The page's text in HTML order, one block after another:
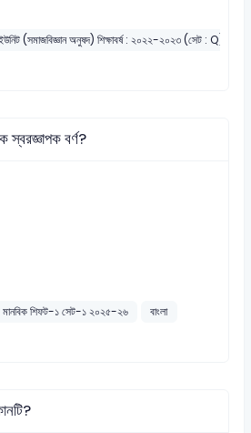
(সমাজবিজ্ঞান অনুষদ) শিক্ষাবর্ষ : ২০২২-২০২৩ (সেট : Q)
স্বরজ্ঞাপক বর্ণ?
মানবিক শিফট-১ সেট-১ ২০২৫-২৬
বাংলা